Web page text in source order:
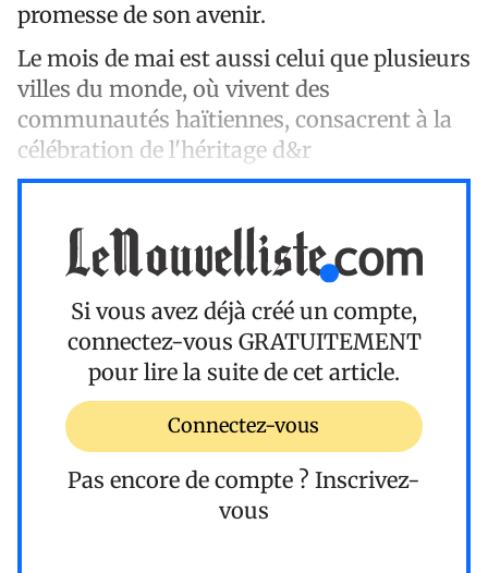
promesse de son avenir.
Le mois de mai est aussi celui que plusieurs
villes du monde, où vivent des
communautés haïtiennes, consacrent à la
célébration de l'héritage d&r
Si vous avez déjà créé un compte,
connectez-vous GRATUITEMENT
pour lire la suite de cet article.
Connectez-vous
Pas encore de compte ? Inscrivez-
vous